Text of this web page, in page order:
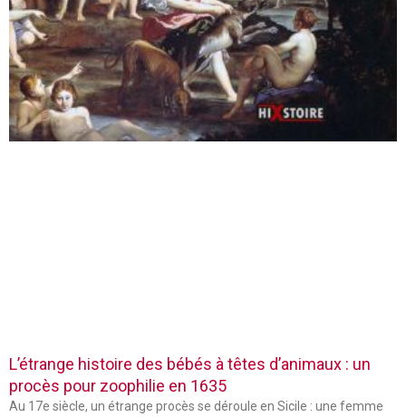
L’étrange histoire des bébés à têtes d’animaux : un
procès pour zoophilie en 1635
Au 17e siècle, un étrange procès se déroule en Sicile : une femme